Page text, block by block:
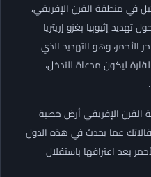
في منطقة القرن الإفريقي،
إثيوبيا بغزو إريتريا
الأحمر، وهو التهديد الذي
ليكون مدعاة للتدخل،
القرن الإفريقي أرض خصبة
عما يحدث في هذه الدول
بعد اعترافها باستقلال